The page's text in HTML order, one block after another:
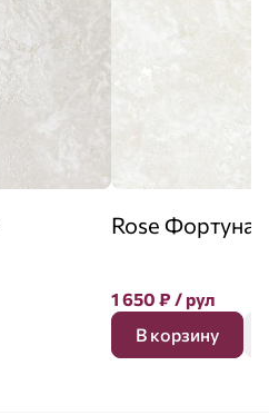
Rose Фортуна
1 650 ₽ / рул
В корзину